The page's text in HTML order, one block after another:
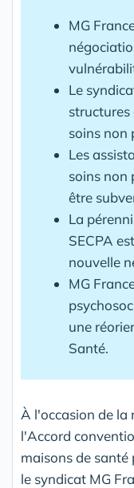
MG
Le
structures
soins non
Les
soins non
être
La
SECPA
nouvelle
MG
une
Santé.
À l'occasion de la
l'Accord
maisons de santé
le syndicat MG